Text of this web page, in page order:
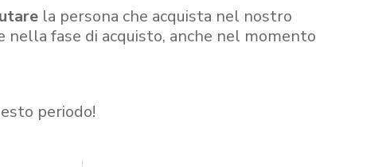
la persona che acquista nel nostro
fase di acquisto, anche nel momento
periodo!